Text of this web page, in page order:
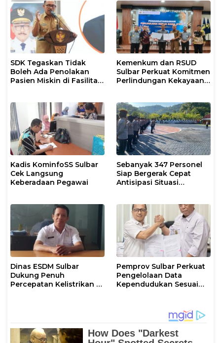
SDK Tegaskan Tidak
Boleh Ada Penolakan
Pasien Miskin di Fasilitas
Kemenkum dan RSUD
Sulbar Perkuat Komitmen
Perlindungan Kekayaan
Kadis KominfoSS Sulbar
Cek Langsung
Keberadaan Pegawai
Sebanyak 347 Personel
Siap Bergerak Cepat
Antisipasi Situasi
Dinas ESDM Sulbar
Dukung Penuh
Percepatan Kelistrikan di
Pemprov Sulbar Perkuat
Pengelolaan Data
Kependudukan Sesuai